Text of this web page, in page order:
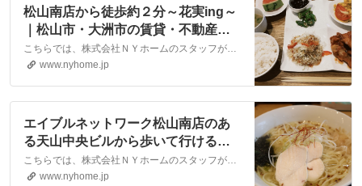
松山南店から徒歩約２分～花実ing～
｜松山市・大洲市の賃貸・不動産な
ら株式会社NYホーム
こちらでは、株式会社ＮＹホームのスタッフが執筆したスタッフブログ記事、「松山南店から徒歩約２分～花実ing～」をご紹介しております。他にも様々なテーマの記事がありますので、お住まい探しの合間にぜひご一読ください！
www.nyhome.jp
エイブルネットワーク松山南店のあ
る天山中央ビルから歩いて行ける場
所に『とりそば翔』さんがありま
す。｜松山市・大洲市の賃貸・不動
こちらでは、株式会社ＮＹホームのスタッフが執筆したスタッフブログ記事、「エイブルネットワーク松山南店のある天山中央ビルから歩いて行ける場所に『とりそば翔』さんがあります。」をご紹介しております。他にも様々なテーマの記事がありますので、お住まい探しの合間にぜひご一読ください！
www.nyhome.jp